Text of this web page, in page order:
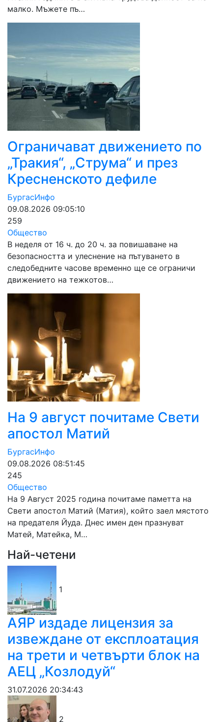
малко. Мъжете пъ…
Ограничават движението по
„Тракия“, „Струма“ и през
Кресненското дефиле
БургасИнфо
09.08.2026 09:05:10
259
Общество
В неделя от 16 ч. до 20 ч. за повишаване на
безопасността и улеснение на пътуването в
следобедните часове временно ще се ограничи
движението на тежкотов…
На 9 август почитаме Свети
апостол Матий
БургасИнфо
09.08.2026 08:51:45
245
Общество
На 9 Август 2025 година почитаме паметта на
Свети апостол Матий (Матия), който заел мястото
на предателя Йуда. Днес имен ден празнуват
Матей, Матейка, М…
Най-четени
1
АЯР издаде лицензия за
извеждане от експлоатация
на трети и четвърти блок на
АЕЦ „Козлодуй“
31.07.2026 20:34:43
2